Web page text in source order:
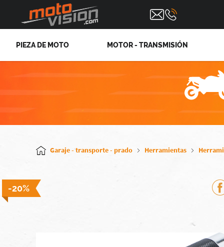
PIEZA DE MOTO MOTOR - TRANSMISIÓN
Garaje - transporte - prado Herramientas
-20%